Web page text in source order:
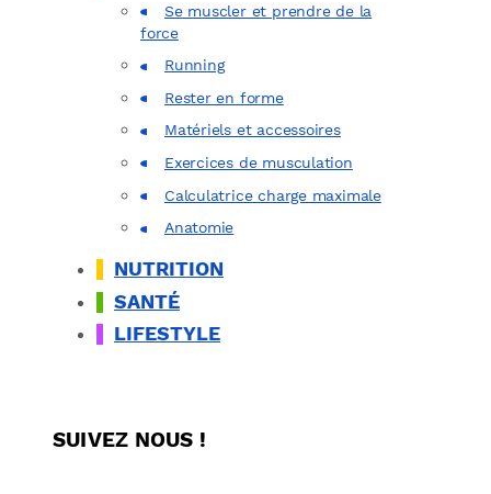
Se muscler et prendre de la
force
Running
Rester en forme
Matériels et accessoires
Exercices de musculation
Calculatrice charge maximale
Anatomie
NUTRITION
SANTÉ
LIFESTYLE
SUIVEZ NOUS !